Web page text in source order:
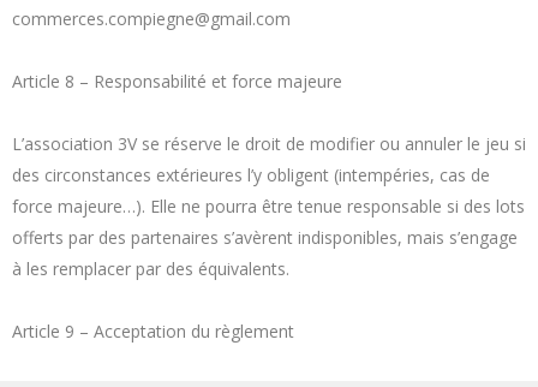
commerces.compiegne@gmail.com
Article 8 – Responsabilité et force majeure
L’association 3V se réserve le droit de modifier ou annuler le jeu si
des circonstances extérieures l’y obligent (intempéries, cas de
force majeure…). Elle ne pourra être tenue responsable si des lots
offerts par des partenaires s’avèrent indisponibles, mais s’engage
à les remplacer par des équivalents.
Article 9 – Acceptation du règlement